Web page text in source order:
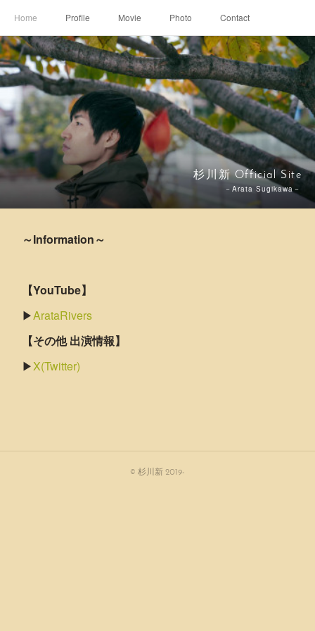
Home Profile Movie Photo Contact
杉川新 Official Site
－Arata Sugikawa－
～Information～
【YouTube】
▶ArataRivers
【その他 出演情報】
▶X(Twitter)
© 杉川新 2019-